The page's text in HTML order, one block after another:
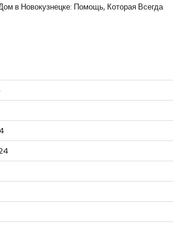
в Новокузнецке: Помощь, Которая Всегда